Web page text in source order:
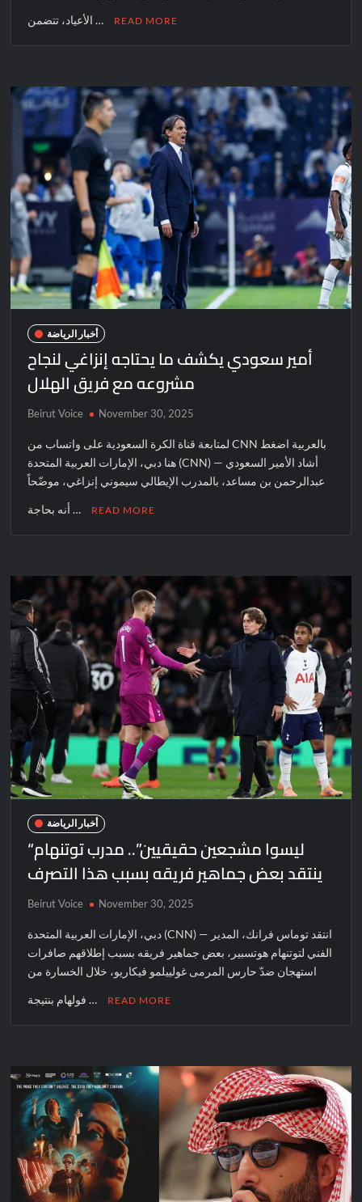
الأعياد، تتضمن … READ MORE
أخبار الرياضة
أمير سعودي يكشف ما يحتاجه إنزاغي لنجاح
مشروعه مع فريق الهلال
Beirut Voice November 30, 2025
لمتابعة قناة الكرة السعودية على واتساب من CNN بالعربية اضغط
هنا دبي، الإمارات العربية المتحدة (CNN) — أشاد الأمير السعودي
عبدالرحمن بن مساعد، بالمدرب الإيطالي سيموني إنزاغي، موضّحاً
أنه بحاجة … READ MORE
أخبار الرياضة
“ليسوا مشجعين حقيقيين”.. مدرب توتنهام
ينتقد بعض جماهير فريقه بسبب هذا التصرف
Beirut Voice November 30, 2025
دبي، الإمارات العربية المتحدة (CNN) — انتقد توماس فرانك، المدير
الفني لتوتنهام هوتسبير، بعض جماهير فريقه بسبب إطلاقهم صافرات
استهجان ضدّ حارس المرمى غولييلمو فيكاريو، خلال الخسارة من
فولهام بنتيجة … READ MORE